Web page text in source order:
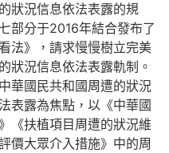
狀況信息依法表露的規
部分于2016年結合發布了
法》，請求慢慢樹立完美
狀況信息依法表露軌制。
華國民共和國周遭的狀況
表露為焦點，以《中華國
《扶植項目周遭的狀況維
價大眾介入措施》中的周